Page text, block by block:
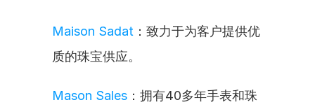
Maison Sadat ：致力于为客户提供优
质的珠宝供应。
Mason Sales ：拥有40多年手表和珠